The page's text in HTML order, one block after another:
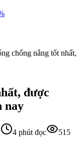
chống nắng tốt nhất,
được
nay
4 phút đọc 515